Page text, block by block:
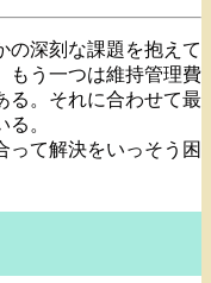
の深刻な課題を抱えて
もう一つは維持管理費
る。それに合わせて最
。
て解決をいっそう困